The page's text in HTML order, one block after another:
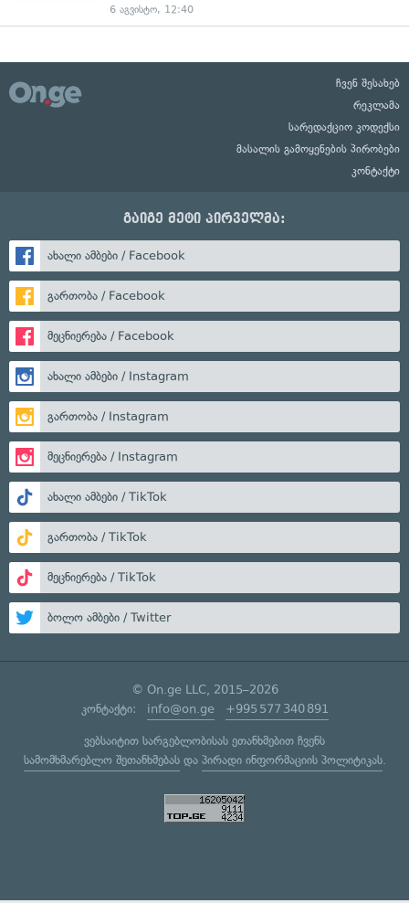
6 აგვისტო, 12:40
ჩვენ შესახებ
რეკლამა
სარედაქციო კოდექსი
მასალის გამოყენების პირობები
კონტაქტი
გაიგე მეტი პირველმა:
ახალი ამბები / Facebook
გართობა / Facebook
მეცნიერება / Facebook
ახალი ამბები / Instagram
გართობა / Instagram
მეცნიერება / Instagram
ახალი ამბები / TikTok
გართობა / TikTok
მეცნიერება / TikTok
ბოლო ამბები / Twitter
© On.ge LLC, 2015–2026
კონტაქტი: info@on.ge +995 577 340 891
ვებსაიტით სარგებლობისას ეთანხმებით ჩვენს
სამომხმარებლო შეთანხმებასდა პირადი ინფორმაციის პოლიტიკას.